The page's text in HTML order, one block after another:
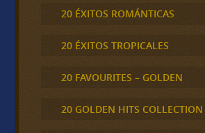
20 ÉXITOS ROMÁNTICAS
20 ÉXITOS TROPICALES
20 FAVOURITES – GOLDEN
20 GOLDEN HITS COLLECTION